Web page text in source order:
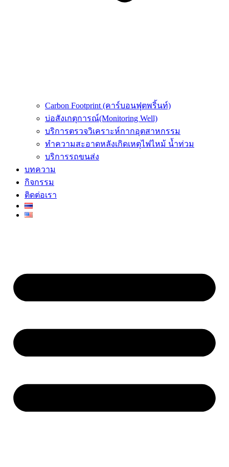
Carbon Footprint (คาร์บอนฟุตพริ้นท์)
บ่อสังเกตุการณ์(Monitoring Well)
บริการตรวจวิเคราะห์กากอุตสาหกรรม
ทำความสะอาดหลังเกิดเหตุไฟไหม้ น้ำท่วม
บริการรถขนส่ง
บทความ
กิจกรรม
ติดต่อเรา